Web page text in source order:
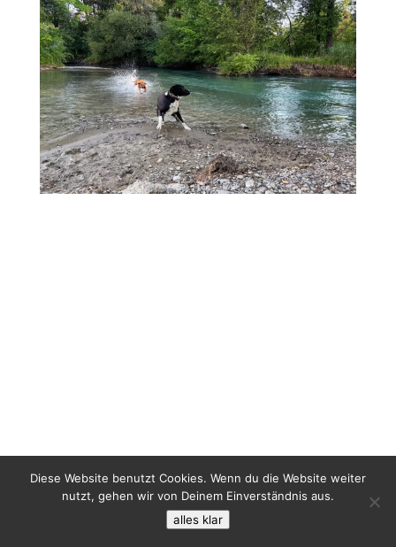
Diese Website benutzt Cookies. Wenn du die Website weiter
nutzt, gehen wir von Deinem Einverständnis aus.
alles klar